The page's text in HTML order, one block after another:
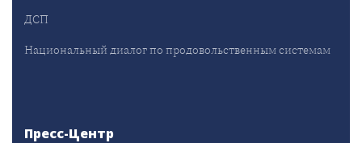
ДСП
Национальный диалог по продовольственным системам
Пресс-Центр